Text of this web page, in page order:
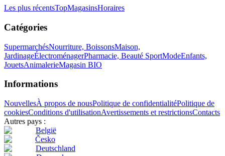
Les plus récentsTopMagasinsHoraires
Catégories
SupermarchésNourriture, BoissonsMaison,
JardinageÉlectroménagerPharmacie, Beauté SportModeEnfants,
JouetsAnimalerieMagasin BIO
Informations
NouvellesÀ propos de nousPolitique de confidentialitéPolitique de
cookiesConditions d'utilisationAvertissements et restrictionsContacts
Autres pays :
België
Česko
Deutschland